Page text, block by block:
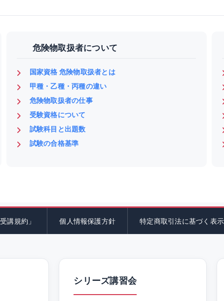
危険物取扱者について
国家資格 危険物取扱者とは
甲種・乙種・丙種の違い
危険物取扱者の仕事
受験資格について
試験科目と出題数
試験の合格基準
講規約」 個人情報保護方針 特定商取引法に基づく表示
シリーズ講習会